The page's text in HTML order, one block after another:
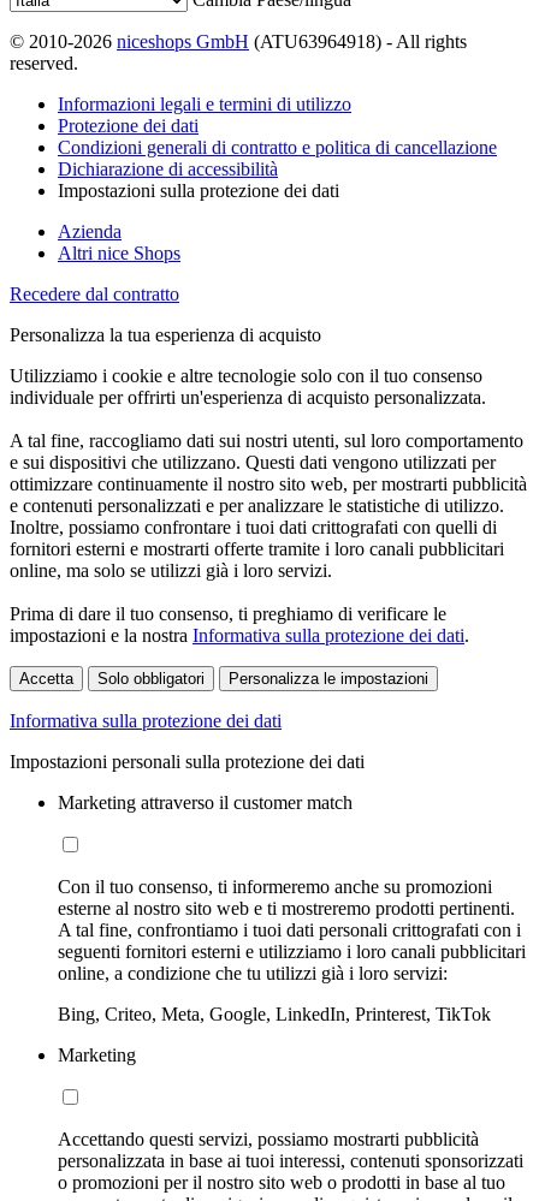
© 2010-2026 niceshops GmbH (ATU63964918) - All rights
reserved.
Informazioni legali e termini di utilizzo
Protezione dei dati
Condizioni generali di contratto e politica di cancellazione
Dichiarazione di accessibilità
Impostazioni sulla protezione dei dati
Azienda
Altri nice Shops
Recedere dal contratto
Personalizza la tua esperienza di acquisto
Utilizziamo i cookie e altre tecnologie solo con il tuo consenso
individuale per offrirti un'esperienza di acquisto personalizzata.
A tal fine, raccogliamo dati sui nostri utenti, sul loro comportamento
e sui dispositivi che utilizzano. Questi dati vengono utilizzati per
ottimizzare continuamente il nostro sito web, per mostrarti pubblicità
e contenuti personalizzati e per analizzare le statistiche di utilizzo.
Inoltre, possiamo confrontare i tuoi dati crittografati con quelli di
fornitori esterni e mostrarti offerte tramite i loro canali pubblicitari
online, ma solo se utilizzi già i loro servizi.
Prima di dare il tuo consenso, ti preghiamo di verificare le
impostazioni e la nostra Informativa sulla protezione dei dati.
Accetta Solo obbligatori Personalizza le impostazioni
Informativa sulla protezione dei dati
Impostazioni personali sulla protezione dei dati
Marketing attraverso il customer match
Con il tuo consenso, ti informeremo anche su promozioni
esterne al nostro sito web e ti mostreremo prodotti pertinenti.
A tal fine, confrontiamo i tuoi dati personali crittografati con i
seguenti fornitori esterni e utilizziamo i loro canali pubblicitari
online, a condizione che tu utilizzi già i loro servizi:
Bing, Criteo, Meta, Google, LinkedIn, Printerest, TikTok
Marketing
Accettando questi servizi, possiamo mostrarti pubblicità
personalizzata in base ai tuoi interessi, contenuti sponsorizzati
o promozioni per il nostro sito web o prodotti in base al tuo